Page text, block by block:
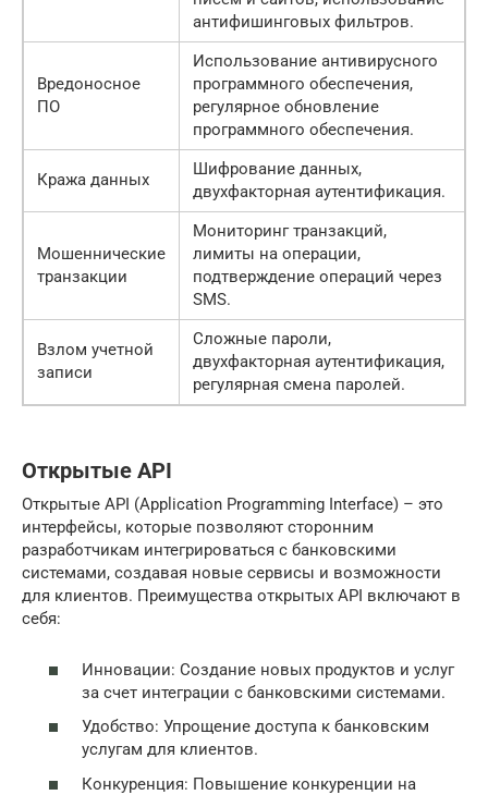
антифишинговых фильтров.
Вредоносное
ПО
Использование антивирусного
программного обеспечения,
регулярное обновление
программного обеспечения.
Кража данных
Шифрование данных,
двухфакторная аутентификация.
Мошеннические
транзакции
Мониторинг транзакций,
лимиты на операции,
подтверждение операций через
SMS.
Взлом учетной
записи
Сложные пароли,
двухфакторная аутентификация,
регулярная смена паролей.
Открытые API
Открытые API (Application Programming Interface) – это
интерфейсы, которые позволяют сторонним
разработчикам интегрироваться с банковскими
системами, создавая новые сервисы и возможности
для клиентов. Преимущества открытых API включают в
себя:
Инновации: Создание новых продуктов и услуг
за счет интеграции с банковскими системами.
Удобство: Упрощение доступа к банковским
услугам для клиентов.
Конкуренция: Повышение конкуренции на